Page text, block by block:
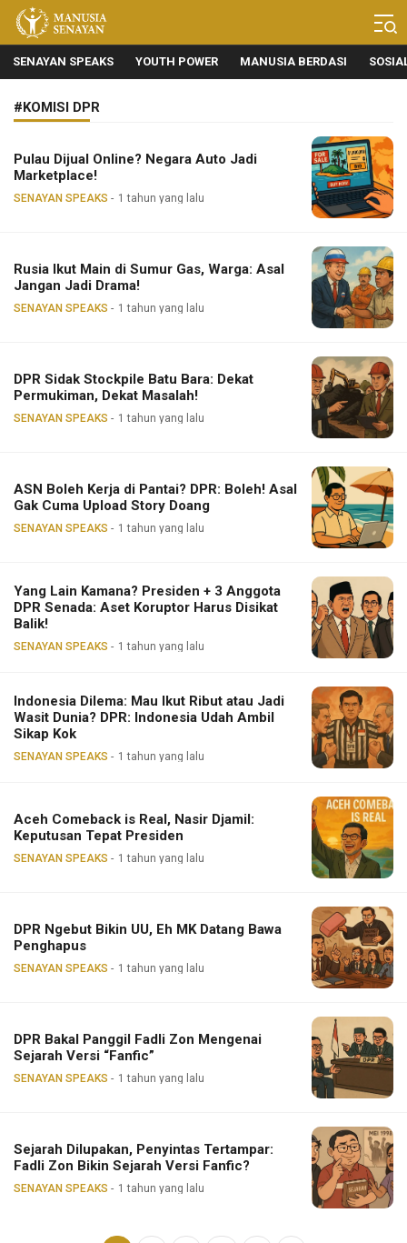
Manusia Senayan
Manusia Bicara, Senayan Bersuara
SENAYAN SPEAKS YOUTH POWER MANUSIA BERDASI
#KOMISI DPR
Pulau Dijual Online? Negara Auto Jadi
Marketplace!
SENAYAN SPEAKS 1 tahun yang lalu
Rusia Ikut Main di Sumur Gas, Warga: Asal
Jangan Jadi Drama!
SENAYAN SPEAKS 1 tahun yang lalu
DPR Sidak Stockpile Batu Bara: Dekat
Permukiman, Dekat Masalah!
SENAYAN SPEAKS 1 tahun yang lalu
ASN Boleh Kerja di Pantai? DPR: Boleh! Asal
Gak Cuma Upload Story Doang
SENAYAN SPEAKS 1 tahun yang lalu
Yang Lain Kamana? Presiden + 3 Anggota
DPR Senada: Aset Koruptor Harus Disikat
Balik!
SENAYAN SPEAKS 1 tahun yang lalu
Indonesia Dilema: Mau Ikut Ribut atau Jadi
Wasit Dunia? DPR: Indonesia Udah Ambil
Sikap Kok
SENAYAN SPEAKS 1 tahun yang lalu
Aceh Comeback is Real, Nasir Djamil:
Keputusan Tepat Presiden
SENAYAN SPEAKS 1 tahun yang lalu
DPR Ngebut Bikin UU, Eh MK Datang Bawa
Penghapus
SENAYAN SPEAKS 1 tahun yang lalu
DPR Bakal Panggil Fadli Zon Mengenai
Sejarah Versi “Fanfic”
SENAYAN SPEAKS 1 tahun yang lalu
Sejarah Dilupakan, Penyintas Tertampar:
Fadli Zon Bikin Sejarah Versi Fanfic?
SENAYAN SPEAKS 1 tahun yang lalu